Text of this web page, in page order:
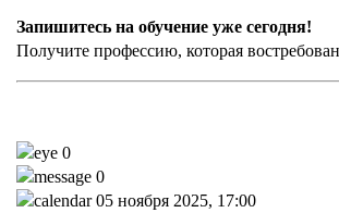
Запишитесь на обучение уже сегодня!
Получите профессию, которая
0
0
05 ноября 2025, 17:00